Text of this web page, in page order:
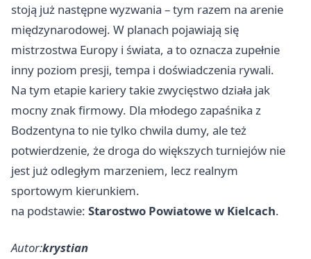
stoją już następne wyzwania – tym razem na arenie
międzynarodowej. W planach pojawiają się
mistrzostwa Europy i świata, a to oznacza zupełnie
inny poziom presji, tempa i doświadczenia rywali.
Na tym etapie kariery takie zwycięstwo działa jak
mocny znak firmowy. Dla młodego zapaśnika z
Bodzentyna to nie tylko chwila dumy, ale też
potwierdzenie, że droga do większych turniejów nie
jest już odległym marzeniem, lecz realnym
sportowym kierunkiem.
na podstawie: Starostwo Powiatowe w Kielcach.
Autor:krystian